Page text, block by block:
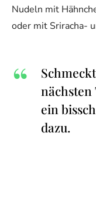
Nudeln mit
oder mit Sriracha-
nächsten
ein
dazu.